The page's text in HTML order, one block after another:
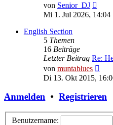
von Senior_DJ
Mi 1. Jul 2026, 14:04
English Section
5 Themen
16 Beiträge
Letzter Beitrag Re:
von muntablues
Di 13. Okt 2015,
Anmelden • Registrieren
Benutzername: